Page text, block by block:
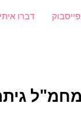
דברו איתי